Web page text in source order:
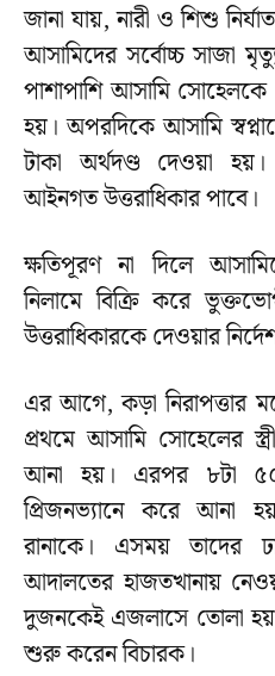
জানা যায়, নারী ও শিশু
আসামিদের সর্বোচ্চ সাজা
পাশাপাশি আসামি
হয়। অপরদিকে আসামি
টাকা অর্থদণ্ড দেওয়া হয়।
আইনগত উত্তরাধিকার পাবে।
ক্ষতিপূরণ না দিলে
নিলামে বিক্রি করে
উত্তরাধিকারকে দেওয়ার
এর আগে, কড়া নিরাপত্তার
প্রথমে আসামি সোহেলের
আনা হয়। এরপর ৮টা ৫০
প্রিজনভ্যানে করে আনা
রানাকে। এসময় তাদের
আদালতের হাজতখানায়
দুজনকেই এজলাসে তোলা
শুরু করেন বিচারক।